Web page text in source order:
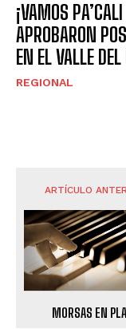
¡VAMOS
APROBARON
EN EL VALLE
REGIONAL
ARTÍCULO
MORSAS EN